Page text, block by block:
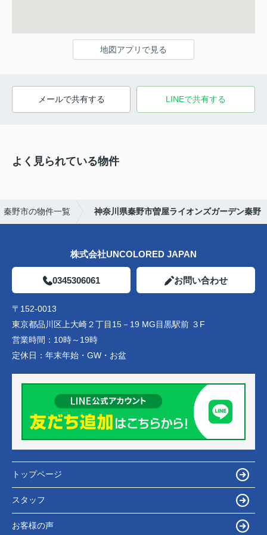
地図アプリで見る
メールで共有する LINEで共有する
よく見られている物件
秦野市の物件一覧 神奈川県秦野市曽屋ライオンズガーデン秦野
株式会社UNCOLORED JAPAN
0345306061 お問い合わせ
〒152-0013
東京都品川区上大崎２丁目15－19 MG目黒駅前 ３F
営業時間： 10時～19時
定休日： 年末年始・GW・お盆
トップページ
スタッフ
お客様の声